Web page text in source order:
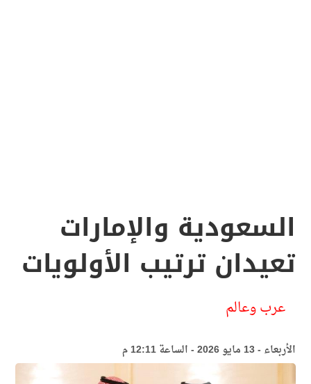
السعودية والإمارات
تعيدان ترتيب الأولويات
عرب وعالم
الأربعاء - 13 مايو 2026 - الساعة 12:11 م